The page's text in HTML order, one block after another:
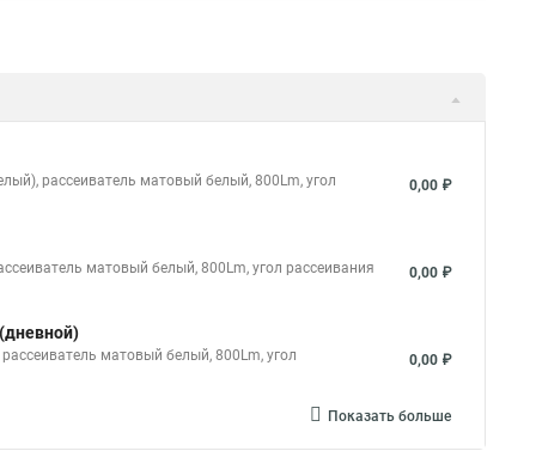
рассеиватель матовый белый, 800Lm, угол
0,00 ₽
матовый белый, 800Lm, угол рассеивания
0,00 ₽
матовый белый, 800Lm, угол
0,00 ₽
Показать больше